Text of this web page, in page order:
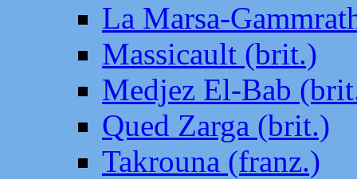
La Marsa-
Massicault (brit.)
Medjez El-Bab
Qued Zarga (brit.)
Takrouna (franz.)